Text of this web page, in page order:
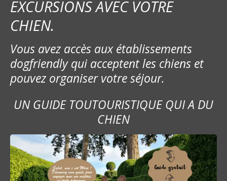
EXCURSIONS AVEC VOTRE
CHIEN.
Vous avez accès aux établissements
dogfriendly qui acceptent les chiens et
pouvez organiser votre séjour.
UN GUIDE TOUTOURISTIQUE QUI A DU
CHIEN